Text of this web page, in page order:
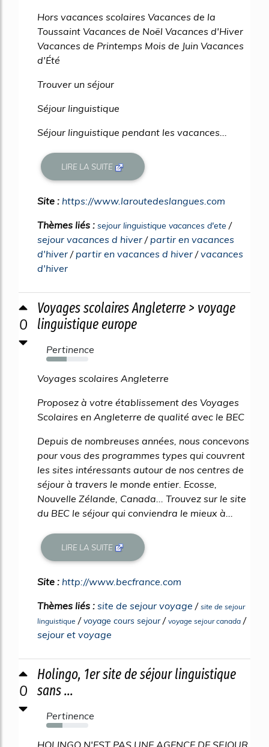
Hors vacances scolaires Vacances de la
Toussaint Vacances de Noël Vacances d'Hiver
Vacances de Printemps Mois de Juin Vacances
d'Été
Trouver un séjour
Séjour linguistique
Séjour linguistique pendant les vacances...
LIRE LA SUITE
Site : https://www.laroutedeslangues.com
Thèmes liés : sejour linguistique vacances d'ete /
sejour vacances d hiver / partir en vacances
d'hiver / partir en vacances d hiver /vacances
d'hiver
0
Voyages scolaires Angleterre > voyage
linguistique europe
Pertinence
49%
Voyages scolaires Angleterre
Proposez à votre établissement des Voyages
Scolaires en Angleterre de qualité avec le BEC
Depuis de nombreuses années, nous concevons
pour vous des programmes types qui couvrent
les sites intéressants autour de nos centres de
séjour à travers le monde entier. Ecosse,
Nouvelle Zélande, Canada... Trouvez sur le site
du BEC le séjour qui conviendra le mieux à...
LIRE LA SUITE
Site : http://www.becfrance.com
Thèmes liés : site de sejour voyage / site de sejour
linguistique /voyage cours sejour/ voyage sejour canada /
sejour et voyage
0
Holingo, 1er site de séjour linguistique
sans ...
Pertinence
38%